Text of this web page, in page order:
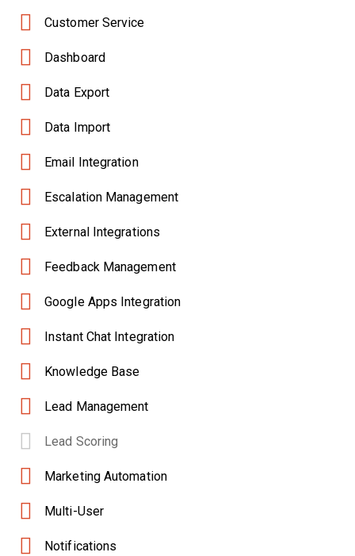
Customer Service
Dashboard
Data Export
Data Import
Email Integration
Escalation Management
External Integrations
Feedback Management
Google Apps Integration
Instant Chat Integration
Knowledge Base
Lead Management
Lead Scoring
Marketing Automation
Multi-User
Notifications